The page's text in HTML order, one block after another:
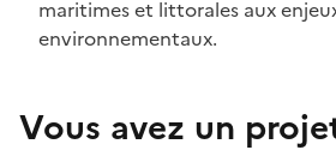
maritimes et littorales aux
environnementaux.
Vous avez un